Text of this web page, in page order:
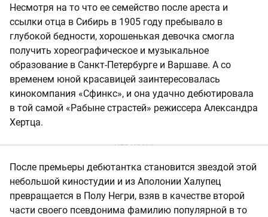
Несмотря на то что ее семейство после ареста и
ссылки отца в Сибирь в 1905 году пребывало в
глубокой бедности, хорошенькая девочка смогла
получить хореографическое и музыкальное
образование в Санкт-Петербурге и Варшаве. А со
временем юной красавицей заинтересовалась
кинокомпания «Сфинкс», и она удачно дебютировала
в той самой «Рабыне страстей» режиссера Александра
Хертца.
После премьеры дебютантка становится звездой этой
небольшой киностудии и из Аполонии Халупец
превращается в Полу Негри, взяв в качестве второй
части своего псевдонима фамилию популярной в то